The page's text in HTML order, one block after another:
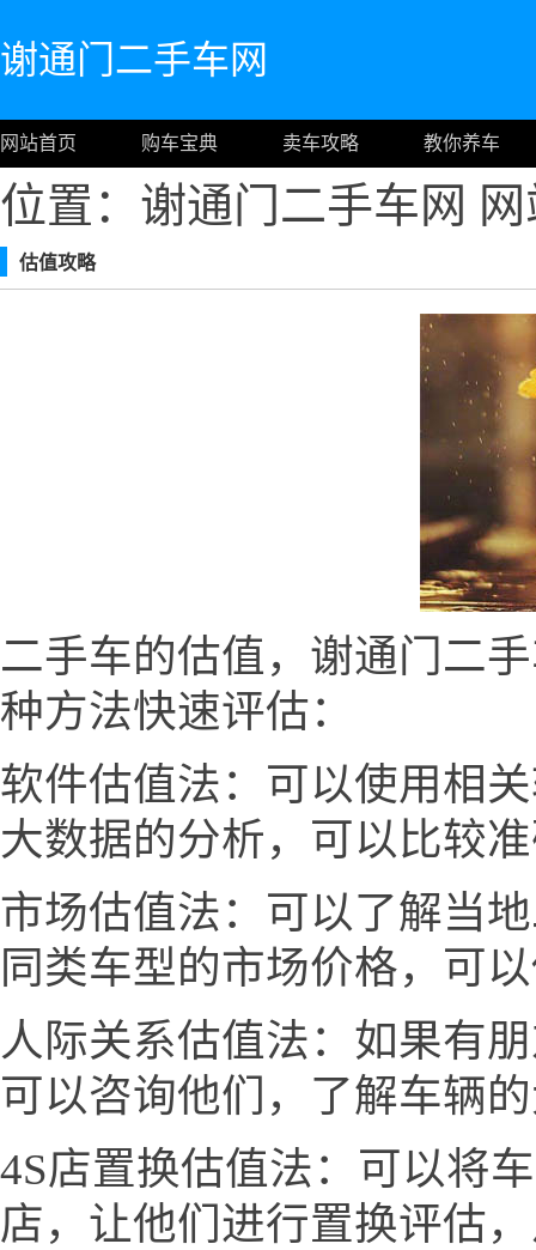
谢通门二手车网
网站首页 购车宝典 卖车攻略 教你养车
位置：谢通门二手车网
估值攻略
二手车的估值，谢通门二
种方法快速评估：
软件估值法：可以使用相
大数据的分析，可以比较
市场估值法：可以了解当
同类车型的市场价格，可
人际关系估值法：如果有
可以咨询他们，了解车辆
4S店置换估值法：可以将
店，让他们进行置换评估